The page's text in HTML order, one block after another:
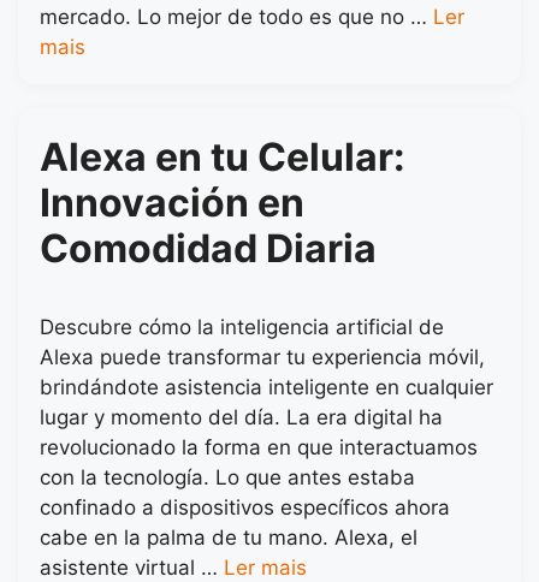
mercado. Lo mejor de todo es que no … Ler
mais
Alexa en tu Celular:
Innovación en
Comodidad Diaria
Descubre cómo la inteligencia artificial de
Alexa puede transformar tu experiencia móvil,
brindándote asistencia inteligente en cualquier
lugar y momento del día. La era digital ha
revolucionado la forma en que interactuamos
con la tecnología. Lo que antes estaba
confinado a dispositivos específicos ahora
cabe en la palma de tu mano. Alexa, el
asistente virtual … Ler mais